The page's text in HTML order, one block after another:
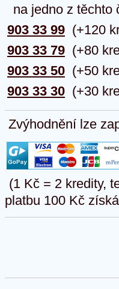
na jedno z těchto
903 33 99
903 33 79
903 33 50
903 33 30
(+120
(+80
(+50
(+30
Zvýhodnění lze
(1 Kč = 2 kredity,
platbu 100 Kč